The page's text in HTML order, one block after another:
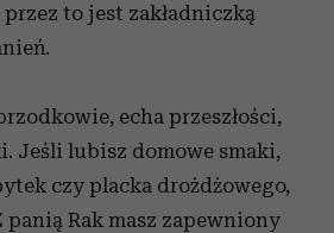
to jest zakładniczką
echa przeszłości,
Jeśli lubisz domowe smaki,
czy placka drożdżowego,
panią Rak masz zapewniony